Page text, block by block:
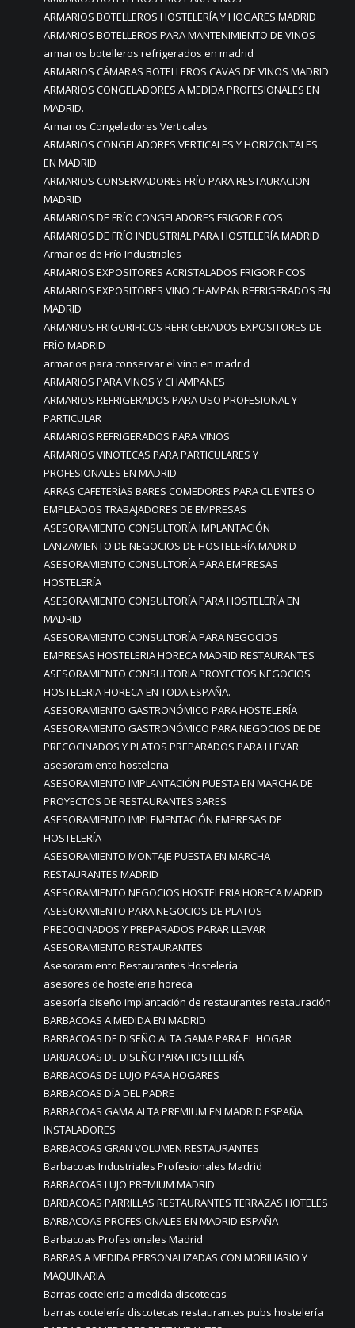
ARMARIOS BOTELLEROS HOSTELERÍA Y HOGARES MADRID
ARMARIOS BOTELLEROS PARA MANTENIMIENTO DE VINOS
armarios botelleros refrigerados en madrid
ARMARIOS CÁMARAS BOTELLEROS CAVAS DE VINOS MADRID
ARMARIOS CONGELADORES A MEDIDA PROFESIONALES EN
MADRID.
Armarios Congeladores Verticales
ARMARIOS CONGELADORES VERTICALES Y HORIZONTALES
EN MADRID
ARMARIOS CONSERVADORES FRÍO PARA RESTAURACION
MADRID
ARMARIOS DE FRÍO CONGELADORES FRIGORIFICOS
ARMARIOS DE FRÍO INDUSTRIAL PARA HOSTELERÍA MADRID
Armarios de Frío Industriales
ARMARIOS EXPOSITORES ACRISTALADOS FRIGORIFICOS
ARMARIOS EXPOSITORES VINO CHAMPAN REFRIGERADOS EN
MADRID
ARMARIOS FRIGORIFICOS REFRIGERADOS EXPOSITORES DE
FRÍO MADRID
armarios para conservar el vino en madrid
ARMARIOS PARA VINOS Y CHAMPANES
ARMARIOS REFRIGERADOS PARA USO PROFESIONAL Y
PARTICULAR
ARMARIOS REFRIGERADOS PARA VINOS
ARMARIOS VINOTECAS PARA PARTICULARES Y
PROFESIONALES EN MADRID
ARRAS CAFETERÍAS BARES COMEDORES PARA CLIENTES O
EMPLEADOS TRABAJADORES DE EMPRESAS
ASESORAMIENTO CONSULTORÍA IMPLANTACIÓN
LANZAMIENTO DE NEGOCIOS DE HOSTELERÍA MADRID
ASESORAMIENTO CONSULTORÍA PARA EMPRESAS
HOSTELERÍA
ASESORAMIENTO CONSULTORÍA PARA HOSTELERÍA EN
MADRID
ASESORAMIENTO CONSULTORÍA PARA NEGOCIOS
EMPRESAS HOSTELERIA HORECA MADRID RESTAURANTES
ASESORAMIENTO CONSULTORIA PROYECTOS NEGOCIOS
HOSTELERIA HORECA EN TODA ESPAÑA.
ASESORAMIENTO GASTRONÓMICO PARA HOSTELERÍA
ASESORAMIENTO GASTRONÓMICO PARA NEGOCIOS DE DE
PRECOCINADOS Y PLATOS PREPARADOS PARA LLEVAR
asesoramiento hosteleria
ASESORAMIENTO IMPLANTACIÓN PUESTA EN MARCHA DE
PROYECTOS DE RESTAURANTES BARES
ASESORAMIENTO IMPLEMENTACIÓN EMPRESAS DE
HOSTELERÍA
ASESORAMIENTO MONTAJE PUESTA EN MARCHA
RESTAURANTES MADRID
ASESORAMIENTO NEGOCIOS HOSTELERIA HORECA MADRID
ASESORAMIENTO PARA NEGOCIOS DE PLATOS
PRECOCINADOS Y PREPARADOS PARAR LLEVAR
ASESORAMIENTO RESTAURANTES
Asesoramiento Restaurantes Hostelería
asesores de hosteleria horeca
asesoría diseño implantación de restaurantes restauración
BARBACOAS A MEDIDA EN MADRID
BARBACOAS DE DISEÑO ALTA GAMA PARA EL HOGAR
BARBACOAS DE DISEÑO PARA HOSTELERÍA
BARBACOAS DE LUJO PARA HOGARES
BARBACOAS DÍA DEL PADRE
BARBACOAS GAMA ALTA PREMIUM EN MADRID ESPAÑA
INSTALADORES
BARBACOAS GRAN VOLUMEN RESTAURANTES
Barbacoas Industriales Profesionales Madrid
BARBACOAS LUJO PREMIUM MADRID
BARBACOAS PARRILLAS RESTAURANTES TERRAZAS HOTELES
BARBACOAS PROFESIONALES EN MADRID ESPAÑA
Barbacoas Profesionales Madrid
BARRAS A MEDIDA PERSONALIZADAS CON MOBILIARIO Y
MAQUINARIA
Barras cocteleria a medida discotecas
barras coctelería discotecas restaurantes pubs hostelería